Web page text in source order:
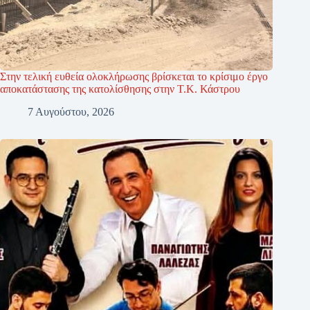
Στην τελική ευθεία ολοκλήρωσης βρίσκεται το κρίσιμο έργο
αποκατάστασης της κατολίσθησης στην Τ.Κ. Κάστρου
7 Αυγούστου, 2026